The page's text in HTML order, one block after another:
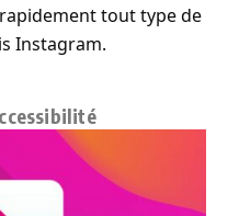
tout type de
Instagram.